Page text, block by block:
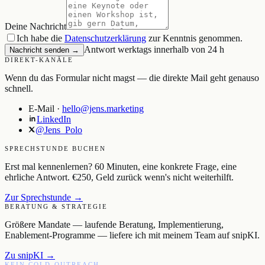
Deine Nachricht
Ich habe die Datenschutzerklärung zur Kenntnis genommen.
Nachricht senden → Antwort werktags innerhalb von 24 h
DIREKT-KANÄLE
Wenn du das Formular nicht magst — die direkte Mail geht genauso
schnell.
E-Mail · hello@jens.marketing
LinkedIn
@Jens_Polo
SPRECHSTUNDE BUCHEN
Erst mal kennenlernen? 60 Minuten, eine konkrete Frage, eine
ehrliche Antwort. €250, Geld zurück wenn's nicht weiterhilft.
Zur Sprechstunde →
BERATUNG & STRATEGIE
Größere Mandate — laufende Beratung, Implementierung,
Enablement-Programme — liefere ich mit meinem Team auf snipKI.
Zu snipKI →